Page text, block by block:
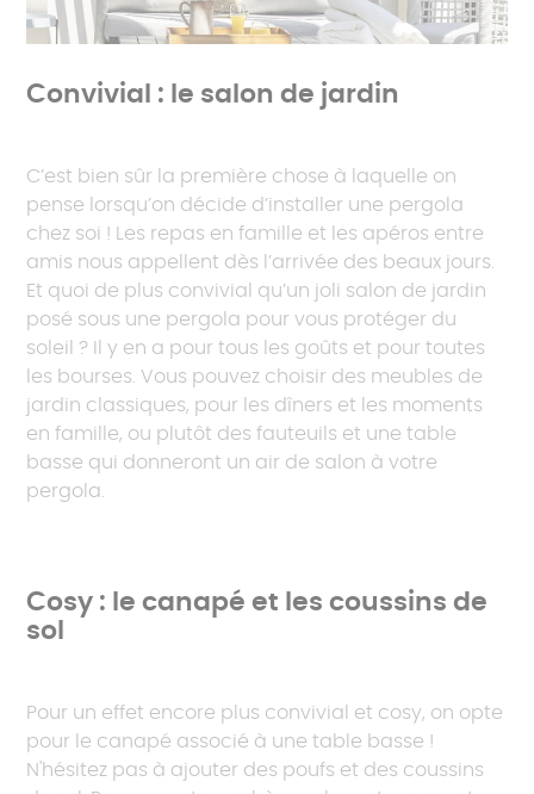
Convivial : le salon de jardin
C’est bien sûr la première chose à laquelle on
pense lorsqu’on décide d’installer une pergola
chez soi ! Les repas en famille et les apéros entre
amis nous appellent dès l’arrivée des beaux jours.
Et quoi de plus convivial qu’un joli salon de jardin
posé sous une pergola pour vous protéger du
soleil ? Il y en a pour tous les goûts et pour toutes
les bourses. Vous pouvez choisir des meubles de
jardin classiques, pour les dîners et les moments
en famille, ou plutôt des fauteuils et une table
basse qui donneront un air de salon à votre
pergola.
Cosy : le canapé et les coussins de
sol
Pour un effet encore plus convivial et cosy, on opte
pour le canapé associé à une table basse !
N'hésitez pas à ajouter des poufs et des coussins